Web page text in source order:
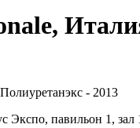
- 2013
павильон 1, зал